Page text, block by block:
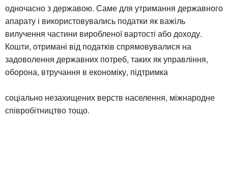
одночасно з державою. Саме для утримання державного
апарату і використовувались податки як важіль
вилучення частини виробленої вартості або доходу.
Кошти, отримані від податків спрямовувалися на
задоволення державних потреб, таких як управління,
оборона, втручання в економіку, підтримка
соціально незахищених верств населення, міжнародне
співробітництво тощо.